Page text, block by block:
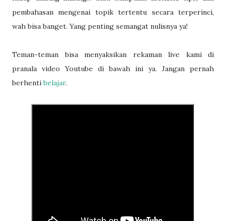
pembahasan mengenai topik tertentu secara terperinci,
wah bisa banget. Yang penting semangat nulisnya ya!
Teman-teman bisa menyaksikan rekaman live kami di
pranala video Youtube di bawah ini ya. Jangan pernah
berhentibelajar.